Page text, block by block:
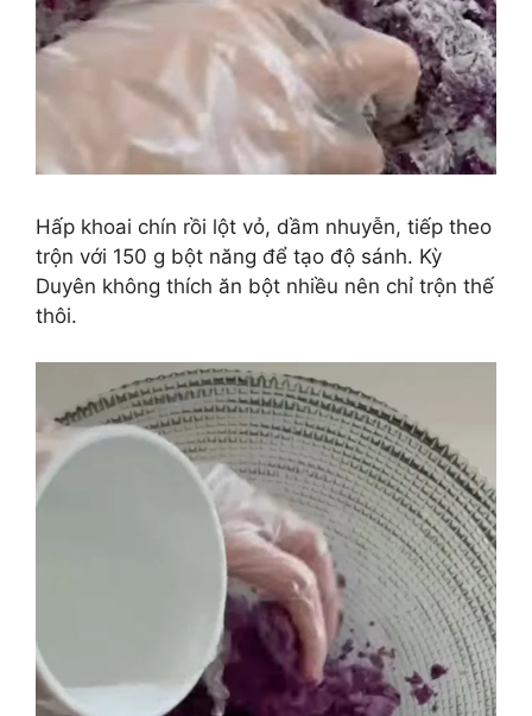
Hấp khoai chín rồi lột vỏ, dầm nhuyễn, tiếp theo
trộn với 150 g bột năng để tạo độ sánh. Kỳ
Duyên không thích ăn bột nhiều nên chỉ trộn thế
thôi.